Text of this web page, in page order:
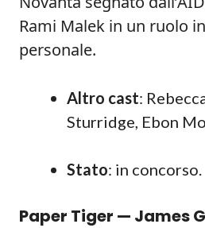
Rami Malek in un ruolo
personale.
Altro cast:
Sturridge, Ebon
Stato: in concorso.
Paper Tiger — James